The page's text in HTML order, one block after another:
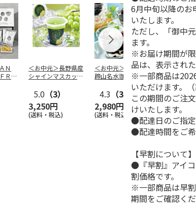
Ｎ
ＲＩ
＜お中元＞長野県産
シャインマスカット
5.0 （3）
3,250円
(送料・税込)
＜お中元＞北海道羊
蹄山名水珈琲ゼリー
4.3 （3）
2,980円
(送料・税込)
＜お中元＞
え＞３層デ
ュレパフェ
ルー …
4.7（
2,980円
(送料・税込)
6月中旬以降のお
いたします。
ただし、「御中
ます。
※お届け期間が
品は、表示され
※一部商品は
いただけます。
この期間のご注
けいたします。
●配達日のご指定
●配達時間をご希
【早割について】
●『早割』アイ
割価格です。
※一部商品は早
期間をご確認くだ